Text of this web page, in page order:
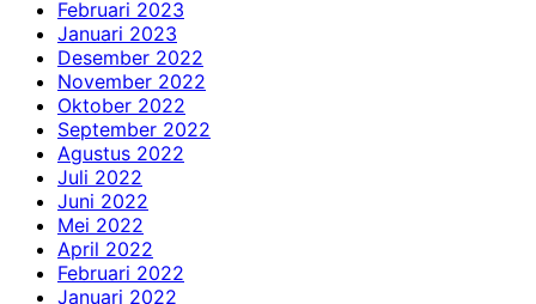
Februari 2023
Januari 2023
Desember 2022
November 2022
Oktober 2022
September 2022
Agustus 2022
Juli 2022
Juni 2022
Mei 2022
April 2022
Februari 2022
Januari 2022